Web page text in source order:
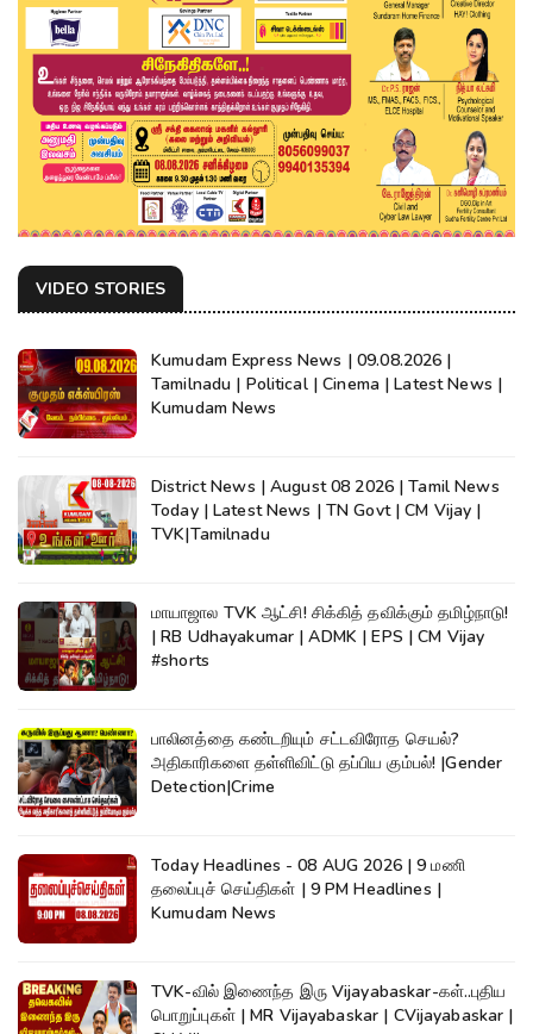
VIDEO STORIES
Kumudam Express News | 09.08.2026 |
Tamilnadu | Political | Cinema | Latest News |
Kumudam News
District News | August 08 2026 | Tamil News
Today | Latest News | TN Govt | CM Vijay |
TVK|Tamilnadu
மாயாஜால TVK ஆட்சி! சிக்கித் தவிக்கும் தமிழ்நாடு!
| RB Udhayakumar | ADMK | EPS | CM Vijay
#shorts
பாலினத்தை கண்டறியும் சட்டவிரோத செயல்?
அதிகாரிகளை தள்ளிவிட்டு தப்பிய கும்பல்! |Gender
Detection|Crime
Today Headlines - 08 AUG 2026 | 9 மணி
தலைப்புச் செய்திகள் | 9 PM Headlines |
Kumudam News
TVK-வில் இணைந்த இரு Vijayabaskar-கள்..புதிய
பொறுப்புகள் | MR Vijayabaskar | CVijayabaskar |